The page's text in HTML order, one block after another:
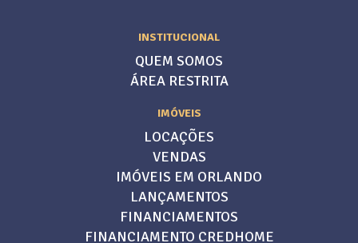
INSTITUCIONAL
QUEM SOMOS
ÁREA RESTRITA
IMÓVEIS
LOCAÇÕES
VENDAS
IMÓVEIS EM ORLANDO
LANÇAMENTOS
FINANCIAMENTOS
FINANCIAMENTO CREDHOME